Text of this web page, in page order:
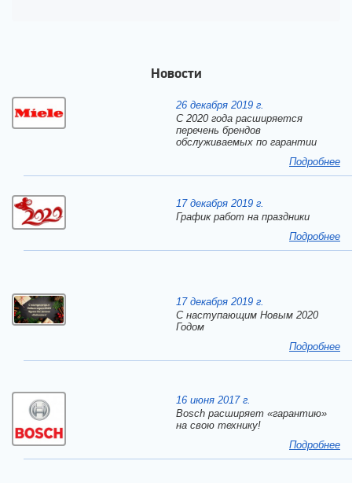
Новости
26 декабря 2019 г.
С 2020 года расширяется
перечень брендов
обслуживаемых по гарантии
Подробнее
17 декабря 2019 г.
График работ на праздники
Подробнее
17 декабря 2019 г.
C наступающим Новым 2020
Годом
Подробнее
16 июня 2017 г.
Bosch расширяет «гарантию»
на свою технику!
Подробнее